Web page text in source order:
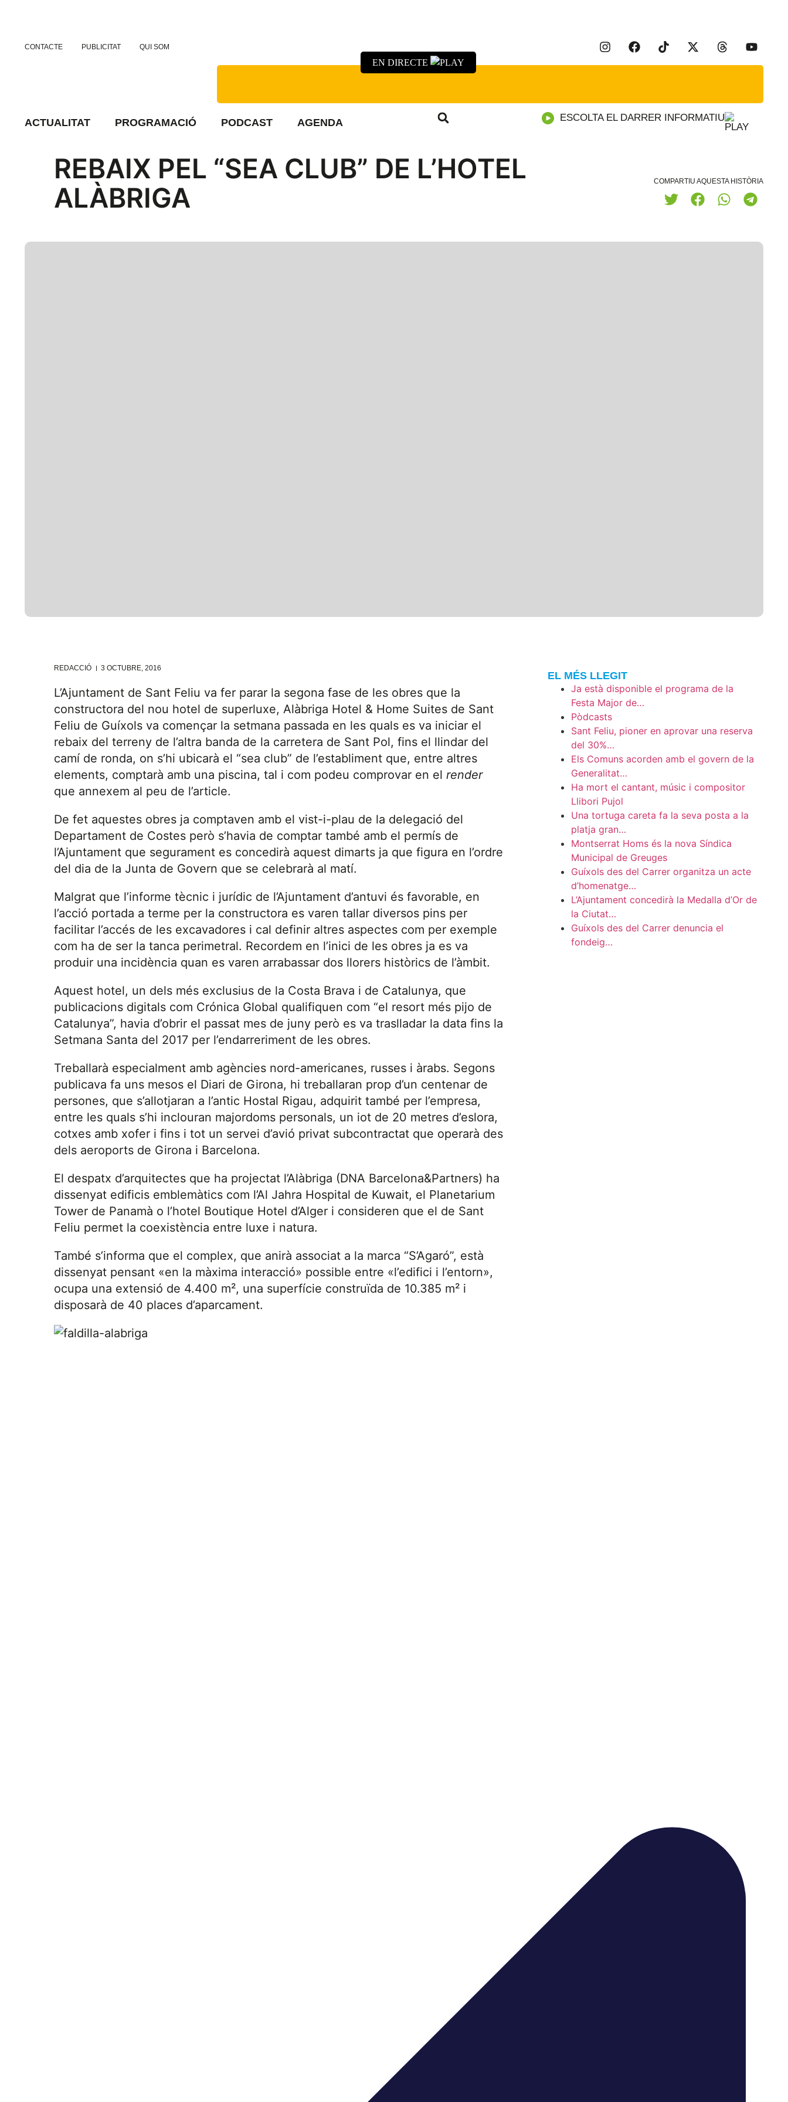
CONTACTE PUBLICITAT QUI SOM
EN DIRECTE
ACTUALITAT PROGRAMACIÓ PODCAST AGENDA ESCOLTA EL DARRER INFORMATIU
REBAIX PEL “SEA CLUB” DE L’HOTEL
ALÀBRIGA
COMPARTIU AQUESTA HISTÒRIA
REDACCIÓ 3 OCTUBRE, 2016
L’Ajuntament de Sant Feliu va fer parar la segona fase de les obres que la
constructora del nou hotel de superluxe, Alàbriga Hotel & Home Suites de Sant
Feliu de Guíxols va començar la setmana passada en les quals es va iniciar el
rebaix del terreny de l’altra banda de la carretera de Sant Pol, fins el llindar del
camí de ronda, on s’hi ubicarà el “sea club” de l’establiment que, entre altres
elements, comptarà amb una piscina, tal i com podeu comprovar en el render
que annexem al peu de l’article.
De fet aquestes obres ja comptaven amb el vist-i-plau de la delegació del
Departament de Costes però s’havia de comptar també amb el permís de
l’Ajuntament que segurament es concedirà aquest dimarts ja que figura en l’ordre
del dia de la Junta de Govern que se celebrarà al matí.
Malgrat que l’informe tècnic i jurídic de l’Ajuntament d’antuvi és favorable, en
l’acció portada a terme per la constructora es varen tallar diversos pins per
facilitar l’accés de les excavadores i cal definir altres aspectes com per exemple
com ha de ser la tanca perimetral. Recordem en l’inici de les obres ja es va
produir una incidència quan es varen arrabassar dos llorers històrics de l’àmbit.
Aquest hotel, un dels més exclusius de la Costa Brava i de Catalunya, que
publicacions digitals com Crónica Global qualifiquen com “el resort més pijo de
Catalunya”, havia d’obrir el passat mes de juny però es va traslladar la data fins la
Setmana Santa del 2017 per l’endarreriment de les obres.
Treballarà especialment amb agències nord-americanes, russes i àrabs. Segons
publicava fa uns mesos el Diari de Girona, hi treballaran prop d’un centenar de
persones, que s’allotjaran a l’antic Hostal Rigau, adquirit també per l’empresa,
entre les quals s’hi inclouran majordoms personals, un iot de 20 metres d’eslora,
cotxes amb xofer i fins i tot un servei d’avió privat subcontractat que operarà des
dels aeroports de Girona i Barcelona.
El despatx d’arquitectes que ha projectat l’Alàbriga (DNA Barcelona&Partners) ha
dissenyat edificis emblemàtics com l’Al Jahra Hospital de Kuwait, el Planetarium
Tower de Panamà o l’hotel Boutique Hotel d’Alger i consideren que el de Sant
Feliu permet la coexistència entre luxe i natura.
També s’informa que el complex, que anirà associat a la marca “S’Agaró”, està
dissenyat pensant «en la màxima interacció» possible entre «l’edifici i l’entorn»,
ocupa una extensió de 4.400 m², una superfície construïda de 10.385 m² i
disposarà de 40 places d’aparcament.
EL MÉS LLEGIT
Ja està disponible el programa de la
Festa Major de…
Pòdcasts
Sant Feliu, pioner en aprovar una reserva
del 30%…
Els Comuns acorden amb el govern de la
Generalitat…
Ha mort el cantant, músic i compositor
Llibori Pujol
Una tortuga careta fa la seva posta a la
platja gran…
Montserrat Homs és la nova Síndica
Municipal de Greuges
Guíxols des del Carrer organitza un acte
d’homenatge…
L’Ajuntament concedirà la Medalla d’Or de
la Ciutat…
Guíxols des del Carrer denuncia el
fondeig…